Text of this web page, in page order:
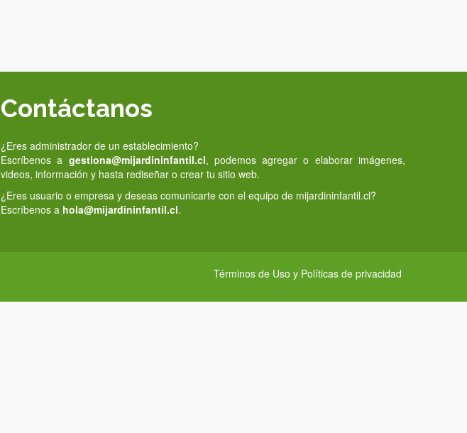
Contáctanos
¿Eres administrador de un establecimiento?
Escríbenos a gestiona@mijardininfantil.cl, podemos agregar o elaborar imágenes,
videos, información y hasta rediseñar o crear tu sitio web.
¿Eres usuario o empresa y deseas comunicarte con el equipo de mijardininfantil.cl?
Escríbenos a hola@mijardininfantil.cl.
Términos de Uso y Políticas de privacidad